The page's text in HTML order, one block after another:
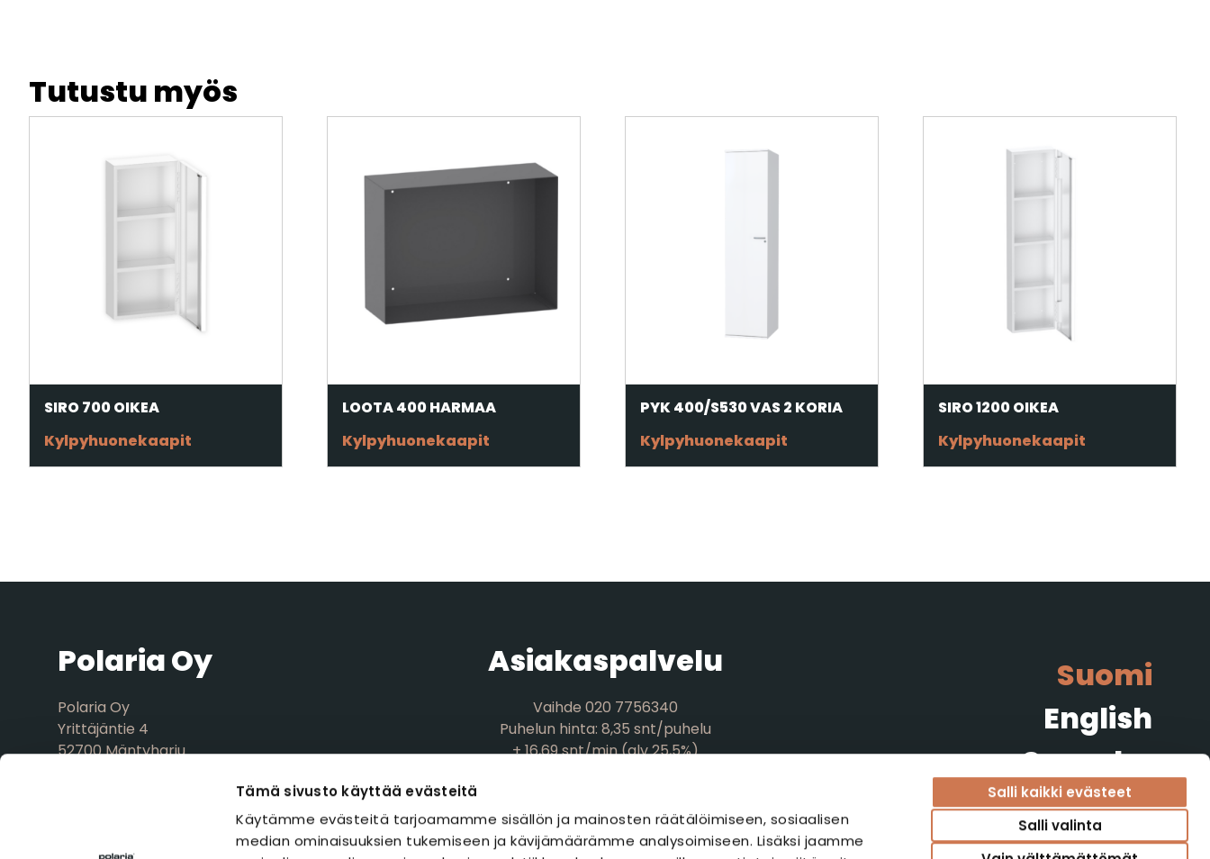
Tämä sivusto käyttää evästeitä
Käytämme evästeitä tarjoamamme sisällön ja mainosten räätälöimiseen, sosiaalisen
median ominaisuuksien tukemiseen ja kävijämäärämme analysoimiseen. Lisäksi jaamme
Salli kaikki evästeet
Salli valinta
Tutustu myös
SIRO 700 OIKEA
Kylpyhuonekaapit
LOOTA 400 HARMAA
Kylpyhuonekaapit
PYK 400/S530 VAS 2 KORIA
Kylpyhuonekaapit
SIRO 1200 OIKEA
Kylpyhuonekaapit
Polaria Oy
Polaria Oy
Yrittäjäntie 4
52700 Mäntyharju
Asiakaspalvelu
Vaihde 020 7756340
Puhelun hinta: 8,35 snt/puhelu
+ 16,69 snt/min (alv 25,5%)
Suomi
English
Svenska
Norsk